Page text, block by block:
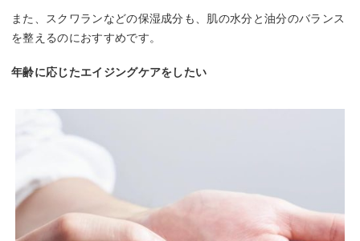
また、スクワランなどの保湿成分も、肌の水分と油分のバランス
を整えるのにおすすめです。
年齢に応じたエイジングケアをしたい